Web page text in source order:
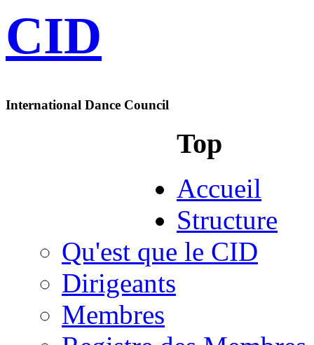
CID
International Dance Council
Top
Accueil
Structure
Qu'est que le CID
Dirigeants
Membres